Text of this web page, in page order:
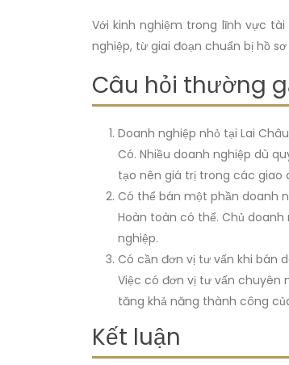
Với kinh nghiệm trong lĩnh vực
nghiệp, từ giai đoạn chuẩn bị hồ
Câu hỏi thường
Doanh nghiệp nhỏ tại Lai
Có. Nhiều doanh nghiệp dù
tạo nên giá trị trong các giao
Có thể bán một phần doanh
Hoàn toàn có thể. Chủ
nghiệp.
Có cần đơn vị tư vấn khi bán
Việc có đơn vị tư vấn chuyên
tăng khả năng thành công
Kết luận